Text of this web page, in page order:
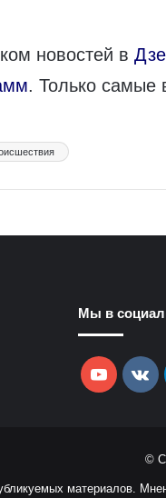
новостей в
. Только самые
Мы в
YouTube
©
материалов.